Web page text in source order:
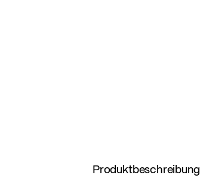
Produktbeschreibung